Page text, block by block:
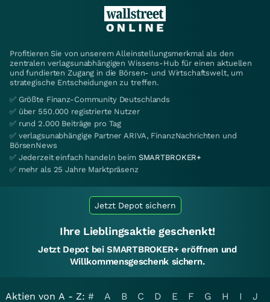
Profitieren Sie von unserem Alleinstellungsmerkmal als den
zentralen verlagsunabhängigen Wissens-Hub für einen aktuellen
und fundierten Zugang in die Börsen- und Wirtschaftswelt, um
strategische Entscheidungen zu treffen.
✅ Größte Finanz-Community Deutschlands
✅ über 550.000 registrierte Nutzer
✅ rund 2.000 Beiträge pro Tag
✅ verlagsunabhängige Partner ARIVA, FinanzNachrichten und
BörsenNews
✅ Jederzeit einfach handeln beim SMARTBROKER+
✅ mehr als 25 Jahre Marktpräsenz
Jetzt Depot sichern
Ihre Lieblingsaktie geschenkt!
Jetzt Depot bei SMARTBROKER+ eröffnen und
Willkommensgeschenk sichern.
Aktien von A - Z: # A B C D E F G H I
J